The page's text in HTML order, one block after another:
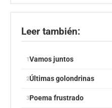
Leer también:
Vamos juntos
Últimas golondrinas
Poema frustrado